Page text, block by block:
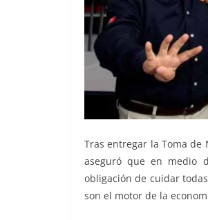
Tras entregar la Toma de
aseguró que en medio
obligación de cuidar
son el motor de la